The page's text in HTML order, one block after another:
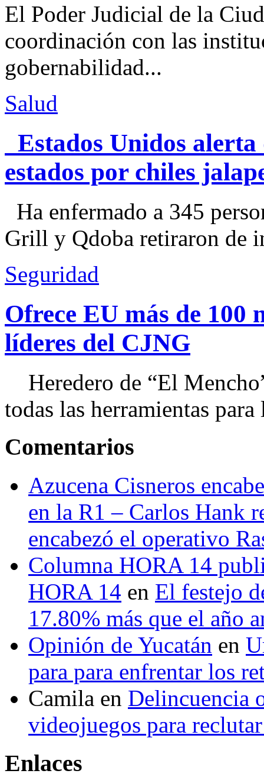
El Poder Judicial de la
coordinación con las
gobernabilidad...
Salud
Estados Unidos alerta
estados por chiles
Ha enfermado a 345
Grill y Qdoba retiraron de
Seguridad
Ofrece EU más de 100
líderes del CJNG
Heredero de “El
todas las herramientas
Comentarios
Azucena Cisneros
en la R1 – Carlos Hank
encabezó el operativo
Columna HORA 14
HORA 14 en El festejo
17.80% más que el año
Opinión de Yucatán en
para para enfrentar los
Camila en Delincuencia
videojuegos para
Enlaces